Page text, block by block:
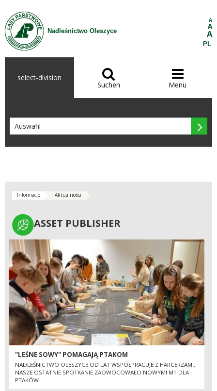
Zum Inhalt wechseln
Nadleśnictwo Oleszyce
A
A
A
PL
select-division 
Suchen

Menü

Informacje Aktualności
ASSET PUBLISHER
ASSET PUBLISHER
"LEŚNE SOWY" POMAGAJĄ PTAKOM
NADLEŚNICTWO OLESZYCE OD LAT WSPÓŁPRACUJE Z HARCERZAMI.
NASZE OSTATNIE SPOTKANIE ZAOWOCOWAŁO NOWYMI M1 DLA
PTAKÓW.